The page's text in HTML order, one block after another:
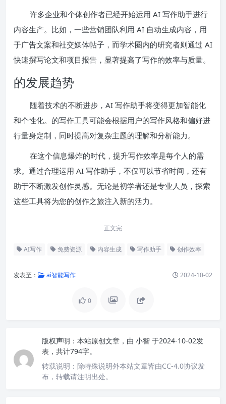
许多企业和个体创作者已经开始运用 AI 写作助手进行
内容生产。比如，一些营销团队利用 AI 自动生成内容，用
于广告文案和社交媒体帖子，而学术圈内的研究者则通过 AI
快速撰写论文和项目报告，显著提高了写作的效率与质量。
的发展趋势
随着技术的不断进步，AI 写作助手将变得更加智能化
和个性化。的写作工具可能会根据用户的写作风格和偏好进
行量身定制，同时提高对复杂主题的理解和分析能力。
在这个信息爆炸的时代，提升写作效率是每个人的需
求。通过合理运用 AI 写作助手，不仅可以节省时间，还有
助于不断激发创作灵感。无论是初学者还是专业人员，探索
这些工具将为您的创作之旅注入新的活力。
正文完
AI写作 免费资源 内容生成 写作助手 创作效率
发表至： ai智能写作 2024-10-02
0
版权声明： 本站原创文章，由 小智 于2024-10-02发
表，共计794字。
转载说明： 除特殊说明外本站文章皆由CC-4.0协议发
布，转载请注明出处。